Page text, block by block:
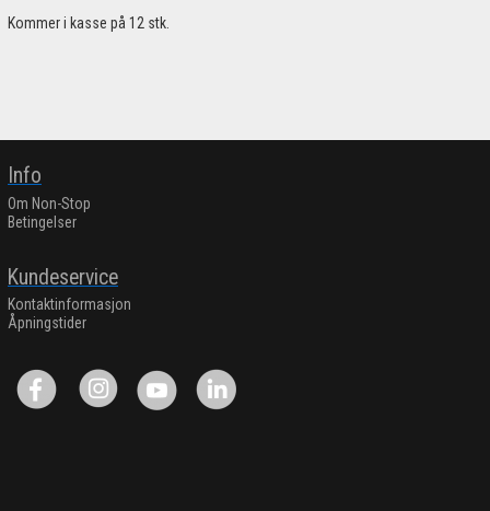
Kommer i kasse på 12 stk.
Info
Om Non-Stop
Betingelser
Kundeservice
Kontaktinformasjon
Åpningstider